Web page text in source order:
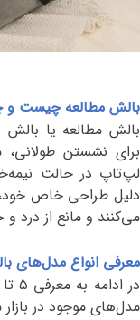
بالش مطالعه چیست و
بالش مطالعه یا
برای نشستن طولانی،
لپ‌تاپ در حالت
دلیل طراحی خاص خود،
می‌کنند و مانع از درد
معرفی انواع مدل‌های
در
مدل‌های موجود در بازار